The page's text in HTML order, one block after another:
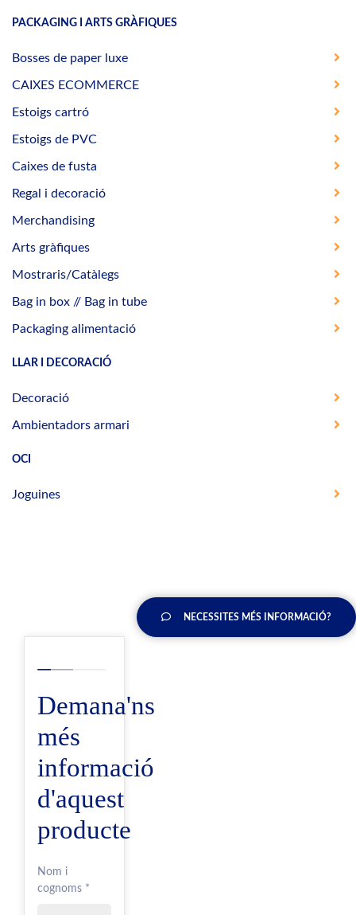
PACKAGING I ARTS GRÀFIQUES
Bosses de paper luxe
CAIXES ECOMMERCE
Estoigs cartró
Estoigs de PVC
Caixes de fusta
Regal i decoració
Merchandising
Arts gràfiques
Mostraris/Catàlegs
Bag in box // Bag in tube
Packaging alimentació
LLAR I DECORACIÓ
Decoració
Ambientadors armari
OCI
Joguines
NECESSITES MÉS INFORMACIÓ?
Demana'ns
més
informació
d'aquest
producte
Nom i
cognoms *